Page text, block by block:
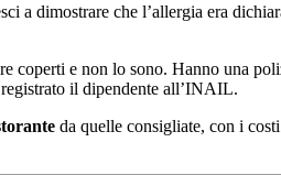
a dimostrare che l’allergia era
coperti e non lo sono. Hanno una
il dipendente all’INAIL.
da quelle consigliate, con i